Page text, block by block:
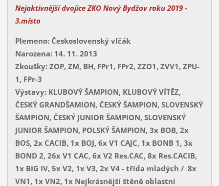
Nejaktivnější dvojice ZKO Nový Bydžov roku 2019 -
3.místo
Plemeno: Československý vlčák
Narozena: 14. 11. 2013
Zkoušky: ZOP, ZM, BH, FPr1, FPr2, ZZO1, ZVV1, ZPU-
1, FPr-3
Výstavy: KLUBOVÝ ŠAMPION, KLUBOVÝ VÍTĚZ,
ČESKÝ GRANDŠAMION, ČESKÝ ŠAMPION, SLOVENSKÝ
ŠAMPION, ČESKÝ JUNIOR ŠAMPION, SLOVENSKÝ
JUNIOR ŠAMPION, POLSKÝ ŠAMPION, 3x BOB, 2x
BOS, 2x CACIB, 1x BOJ, 6x V1 CAJC, 1x BONB 1, 3x
BOND 2, 26x V1 CAC, 6x V2 Res.CAC, 8x Res.CACIB,
1x BIG IV, 5x V2, 1x V3, 2x V4 - třída mladých / 8x
VN1, 1x VN2, 1x Nejkrásnější štěně oblastní